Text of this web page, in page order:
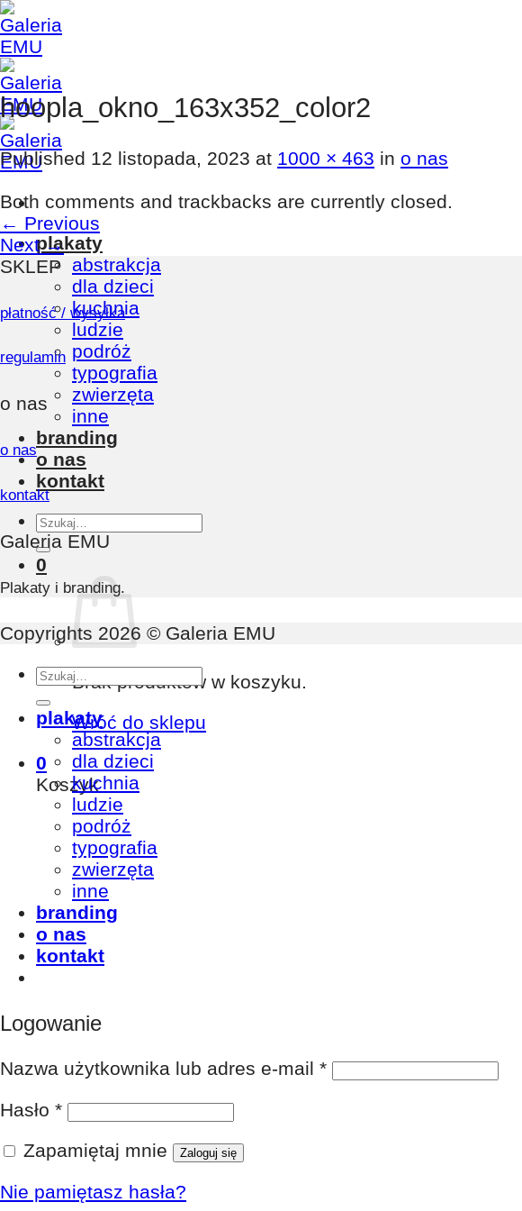
Skip
to
content
plakaty
abstrakcja
dla dzieci
kuchnia
ludzie
podróż
typografia
zwierzęta
inne
branding
o nas
kontakt
Szukaj:
0
Brak produktów w koszyku.
Wróć do sklepu
0
Koszyk
hoopla_okno_163x352_color2
Published 12 listopada, 2023 at 1000 × 463 in o nas
Both comments and trackbacks are currently closed.
← Previous
Next→
SKLEP
płatność / wysyłka
regulamin
o nas
o nas
kontakt
Galeria EMU
Plakaty i branding.
Copyrights 2026 © Galeria EMU
Szukaj:
plakaty
abstrakcja
dla dzieci
kuchnia
ludzie
podróż
typografia
zwierzęta
inne
branding
o nas
kontakt
Logowanie
Nazwa użytkownika lub adres e-mail *
Hasło *
Zapamiętaj mnie
Zaloguj się
Nie pamiętasz hasła?